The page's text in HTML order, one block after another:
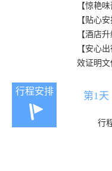
【惊艳
【贴心
【酒店
【安心
效证明
行程安排 第1天
行